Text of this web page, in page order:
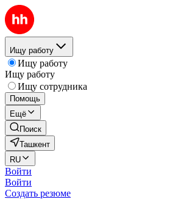
Ищу работу
Ищу работу
Ищу работу
Ищу сотрудника
Помощь
Ещё
Поиск
Ташкент
RU
Войти
Войти
Создать резюме